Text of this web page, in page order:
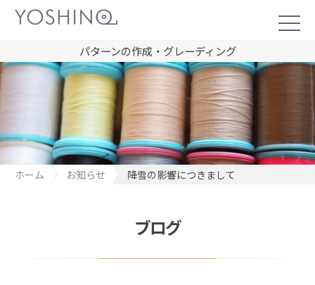
パターンの作成・グレーディング
ホーム お知らせ 降雪の影響につきまして
ブログ